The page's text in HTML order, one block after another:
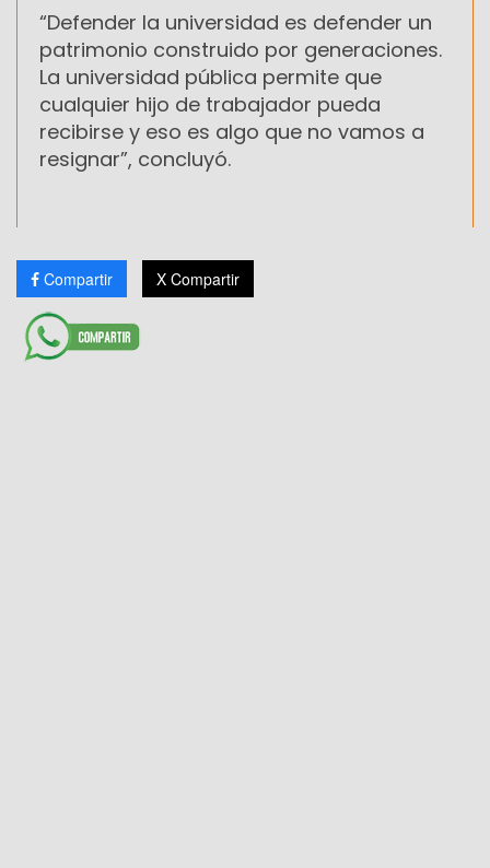
“Defender la universidad es defender un
patrimonio construido por generaciones.
La universidad pública permite que
cualquier hijo de trabajador pueda
recibirse y eso es algo que no vamos a
resignar”, concluyó.
Compartir X Compartir